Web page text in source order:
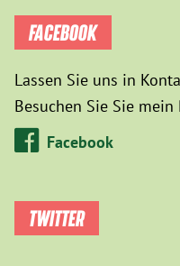
FACEBOOK
Lassen Sie uns in
Besuchen Sie Sie
Facebook
TWITTER